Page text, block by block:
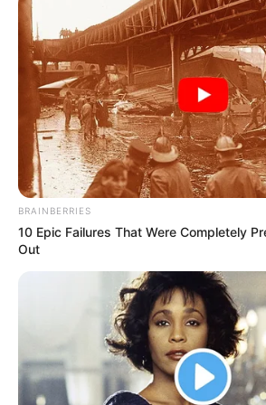
hálát éreztem. Ilyenkor megáll az
letisztul, mi a fontos az életben.
fogalmazott megrendülten az
háláját fejezte ki a mentősöknek
Központ dolgozóinak.
A nagymama, Failoni Donatella is
ügyben a Blikk megkeresésére:
„Imádkoztunk érte, és szerencsére
bizakodhatunk, jól sikerült a
kórházból, már itthon van, a
A 19 éves sofőr volt a hibás
BRAINBERRIES
10 Epic Failures That Were Completely
Out